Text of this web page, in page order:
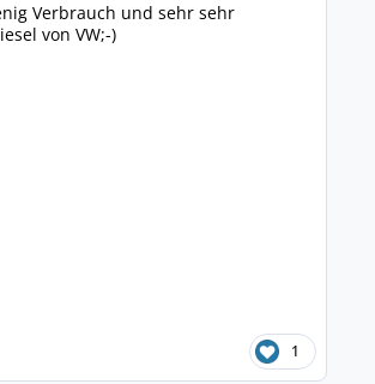
Verbrauch und sehr sehr
von VW;-)
1